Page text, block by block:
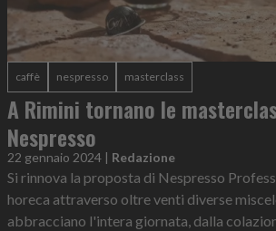
caffè nespresso masterclass
A Rimini tornano le
Nespresso
22 gennaio 2024 | Redazione
Si rinnova la proposta di Nespresso
horeca attraverso oltre venti diverse
abbracciano l'intera giornata, dalla